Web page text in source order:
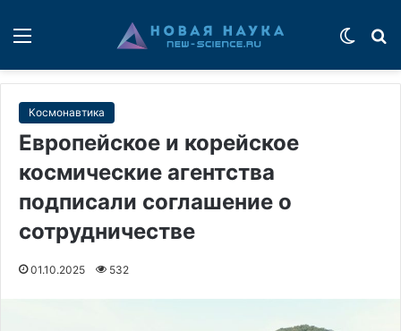
Космонавтика
Европейское и корейское
космические агентства
подписали соглашение о
сотрудничестве
01.10.2025 532